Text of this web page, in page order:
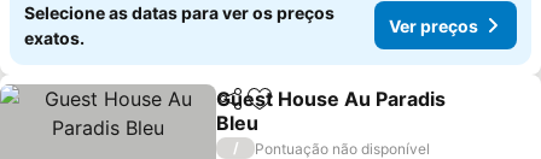
Selecione as datas para ver os preços
exatos.
Ver preços
PartilharAdicionar aos favoritos
Guest House Au Paradis
Bleu
/
Pontuação não disponível